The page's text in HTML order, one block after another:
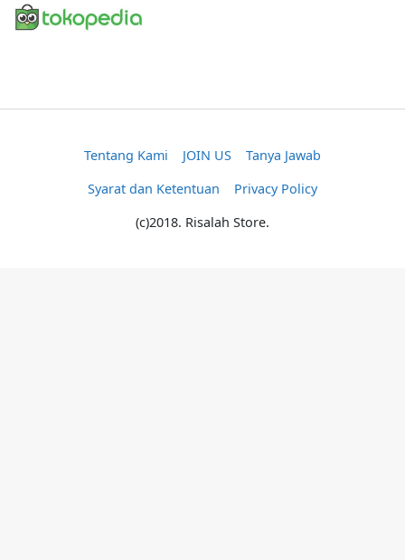
Tentang Kami JOIN US
Tanya Jawab
Syarat dan Ketentuan
Privacy Policy
(c)2018. Risalah Store.